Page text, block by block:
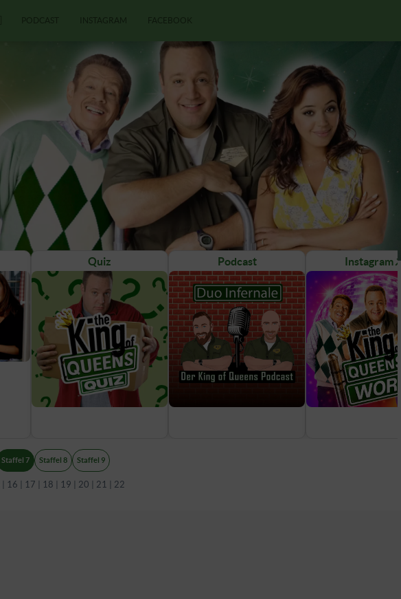
PODCAST INSTAGRAM FACEBOOK
Quiz Podcast Instagram
Staffel 7 Staffel 8 Staffel 9
16 17 18 19 20 21 22